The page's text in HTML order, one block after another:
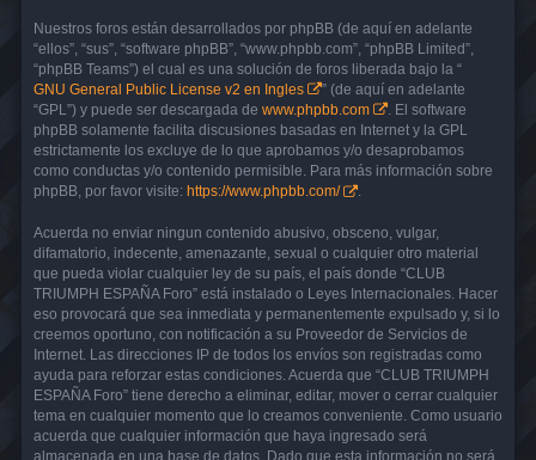
Nuestros foros están desarrollados por phpBB (de aquí en adelante
“ellos”, “sus”, “software phpBB”, “www.phpbb.com”, “phpBB Limited”,
“phpBB Teams”) el cual es una solución de foros liberada bajo la “
GNU General Public License v2 en Ingles
” (de aquí en adelante
“GPL”) y puede ser descargada de www.phpbb.com
. El software
phpBB solamente facilita discusiones basadas en Internet y la GPL
estrictamente los excluye de lo que aprobamos y/o desaprobamos
como conductas y/o contenido permisible. Para más información sobre
phpBB, por favor visite: https://www.phpbb.com/ .
Acuerda no enviar ningun contenido abusivo, obsceno, vulgar,
difamatorio, indecente, amenazante, sexual o cualquier otro material
que pueda violar cualquier ley de su país, el país donde “CLUB
TRIUMPH ESPAÑA Foro” está instalado o Leyes Internacionales. Hacer
eso provocará que sea inmediata y permanentemente expulsado y, si lo
creemos oportuno, con notificación a su Proveedor de Servicios de
Internet. Las direcciones IP de todos los envíos son registradas como
ayuda para reforzar estas condiciones. Acuerda que “CLUB TRIUMPH
ESPAÑA Foro” tiene derecho a eliminar, editar, mover o cerrar cualquier
tema en cualquier momento que lo creamos conveniente. Como usuario
acuerda que cualquier información que haya ingresado será
almacenada en una base de datos. Dado que esta información no será